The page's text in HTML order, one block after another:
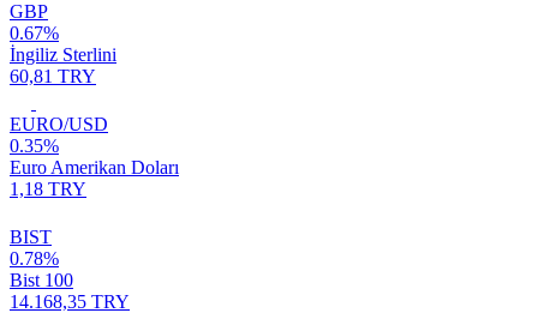
GBP
0.67%
İngiliz Sterlini
60,81 TRY
EURO/USD
0.35%
Euro Amerikan Doları
1,18 TRY
BIST
0.78%
Bist 100
14.168,35 TRY